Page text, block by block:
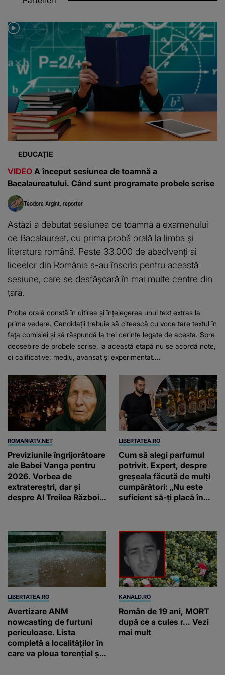
EDUCAȚIE
VIDEO A început sesiunea de toamnă a
Bacalaureatului. Când sunt programate probele scrise
Teodora Argint reporter
Astăzi a debutat sesiunea de toamnă a examenului
de Bacalaureat, cu prima probă orală la limba și
literatura română. Peste 33.000 de absolvenți ai
liceelor din România s-au înscris pentru această
sesiune, care se desfășoară în mai multe centre din
țară.
Proba orală constă în citirea și înțelegerea unui text extras la
prima vedere. Candidații trebuie să citească cu voce tare textul în
fața comisiei și să răspundă la trei cerințe legate de acesta. Spre
deosebire de probele scrise, la această etapă nu se acordă note,
ci calificative: mediu, avansat și experimentat....
ROMANIATV.NET
Previziunile îngrijorătoare
ale Babei Vanga pentru
2026. Vorbea de
extratereștri, dar și
despre Al Treilea Război
LIBERTATEA.RO
Cum să alegi parfumul
potrivit. Expert, despre
greșeala făcută de mulți
cumpărători: „Nu este
suficient să-ți placă în
LIBERTATEA.RO
Avertizare ANM
nowcasting de furtuni
periculoase. Lista
completă a localităților în
care va ploua torențial și
KANALD.RO
Român de 19 ani, MORT
după ce a cules r... Vezi
mai mult